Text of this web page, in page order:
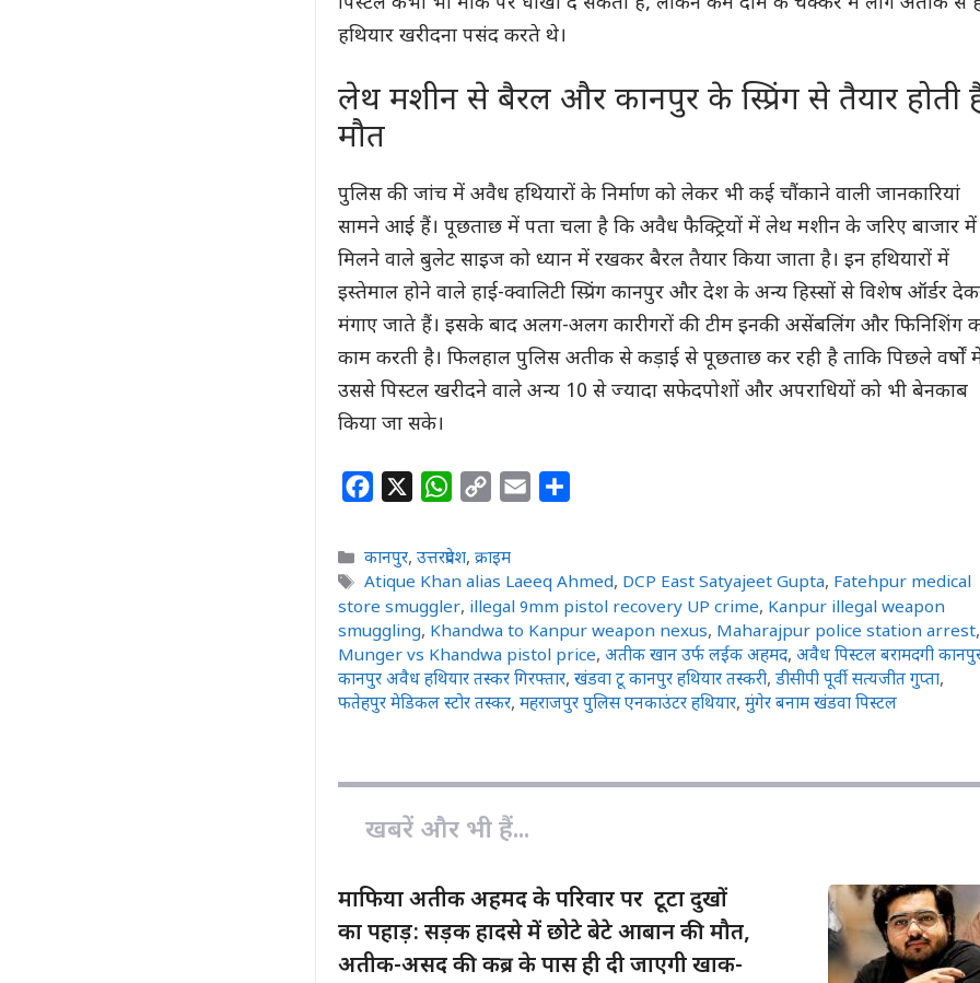
हथियार खरीदना पसंद करते थे।
लेथ मशीन से बैरल और कानपुर के स्प्रिंग से तैयार होती
मौत
पुलिस की जांच में अवैध हथियारों के निर्माण को लेकर भी कई चौंकाने वाली जानकारियां
सामने आई हैं। पूछताछ में पता चला है कि अवैध फैक्ट्रियों में लेथ मशीन के जरिए बाजार में
मिलने वाले बुलेट साइज को ध्यान में रखकर बैरल तैयार किया जाता है। इन हथियारों में
इस्तेमाल होने वाले हाई-क्वालिटी स्प्रिंग कानपुर और देश के अन्य हिस्सों से विशेष ऑर्डर
मंगाए जाते हैं। इसके बाद अलग-अलग कारीगरों की टीम इनकी असेंबलिंग और फिनिशिंग
काम करती है। फिलहाल पुलिस अतीक से कड़ाई से पूछताछ कर रही है ताकि पिछले वर्षों
उससे पिस्टल खरीदने वाले अन्य 10 से ज्यादा सफेदपोशों और अपराधियों को भी बेनकाब
किया जा सके।
c
e
b
o
o
k
W
a
t
s
A
p
p
p
y
L
i
n
k
i
l
r
e
Categories
कानपुर,उत्तरप्रदेश,क्राइम
Tags
Atique Khan alias Laeeq Ahmed, DCP East Satyajeet Gupta, Fatehpur medical
store smuggler, illegal 9mm pistol recovery UP crime, Kanpur illegal weapon
smuggling, Khandwa to Kanpur weapon nexus, Maharajpur police station arrest,
Munger vs Khandwa pistol price, अतीक खान उर्फ लईक अहमद, अवैध पिस्टल बरामदगी
कानपुर अवैध हथियार तस्कर गिरफ्तार, खंडवा टू कानपुर हथियार तस्करी, डीसीपी पूर्वी सत्यजीत गुप्ता,
फतेहपुर मेडिकल स्टोर तस्कर, महराजपुर पुलिस एनकाउंटर हथियार, मुंगेर बनाम खंडवा पिस्टल
खबरें और भी हैं...
माफिया अतीक अहमद के परिवार पर टूटा दुखों
का पहाड़: सड़क हादसे में छोटे बेटे आबान की मौत,
अतीक-असद की कब्र के पास ही दी जाएगी खाक-